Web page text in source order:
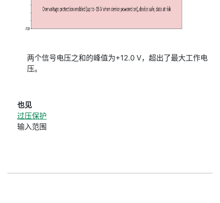
两个信号电压之和的峰值为+12.0 V，超出了最大工作电
压。
也见
过压保护
输入范围